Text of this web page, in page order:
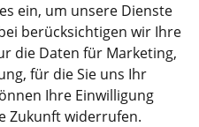
""Dynamic Light
vorn mit ""R-Line""-
ein, um unsere Dienste
berücksichtigen wir Ihre
die Daten für Marketing,
für die Sie uns Ihr
Ihre Einwilligung
Zukunft widerrufen.